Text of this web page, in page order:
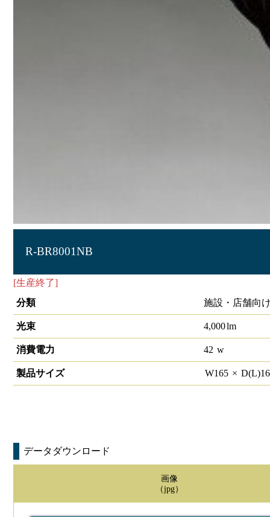
R-BR8001NB
[生産終了]
分類
施設・店舗向
光束 4,000lm
消費電力 42 w
製品サイズ W165 × D(L)
データダウンロード
画像
（jpg）